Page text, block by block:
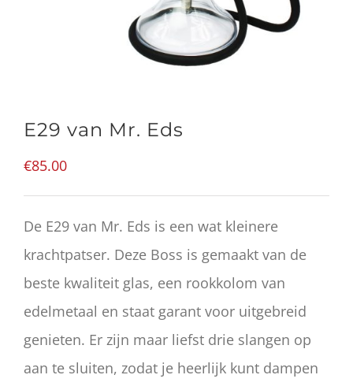
E29 van Mr. Eds
€85.00
De E29 van Mr. Eds is een wat kleinere
krachtpatser. Deze Boss is gemaakt van de
beste kwaliteit glas, een rookkolom van
edelmetaal en staat garant voor uitgebreid
genieten. Er zijn maar liefst drie slangen op
aan te sluiten, zodat je heerlijk kunt dampen